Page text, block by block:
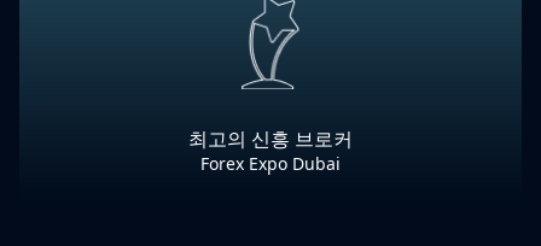
최고의 신흥 브로커
Forex Expo Dubai